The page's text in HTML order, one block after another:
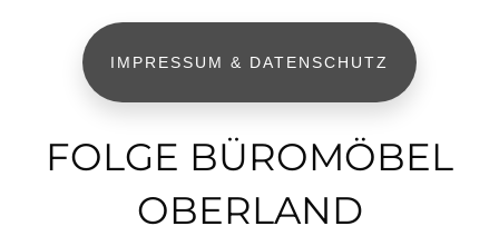
IMPRESSUM & DATENSCHUTZ
FOLGE BÜROMÖBEL
OBERLAND